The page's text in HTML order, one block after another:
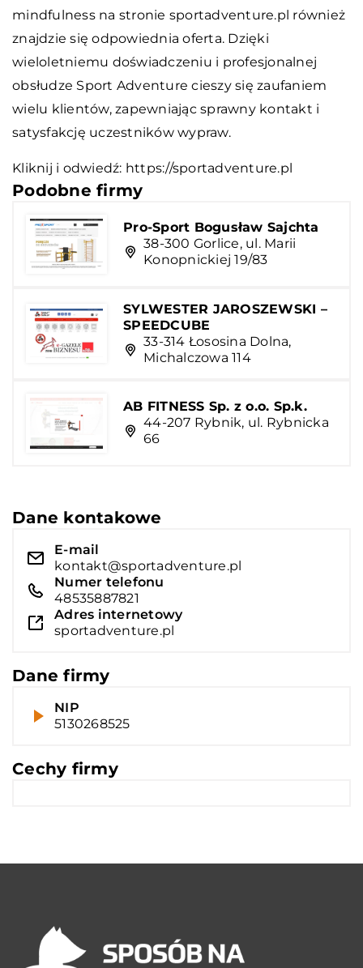
mindfulness na stronie sportadventure.pl również
znajdzie się odpowiednia oferta. Dzięki
wieloletniemu doświadczeniu i profesjonalnej
obsłudze Sport Adventure cieszy się zaufaniem
wielu klientów, zapewniając sprawny kontakt i
satysfakcję uczestników wypraw.
Kliknij i odwiedź: https://sportadventure.pl
Podobne firmy
Pro-Sport Bogusław Sajchta
38-300 Gorlice, ul. Marii
Konopnickiej 19/83
SYLWESTER JAROSZEWSKI –
SPEEDCUBE
33-314 Łososina Dolna,
Michalczowa 114
AB FITNESS Sp. z o.o. Sp.k.
44-207 Rybnik, ul. Rybnicka
66
Dane kontakowe
E-mail
kontakt@sportadventure.pl
Numer telefonu
48535887821
Adres internetowy
sportadventure.pl
Dane firmy
NIP
5130268525
Cechy firmy